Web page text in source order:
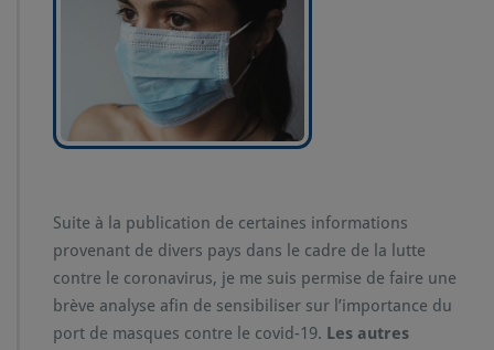
Suite à la publication de certaines informations
provenant de divers pays dans le cadre de la lutte
contre le coronavirus, je me suis permise de faire une
brève analyse afin de sensibiliser sur l’importance du
port de masques contre le covid-19. Les autres